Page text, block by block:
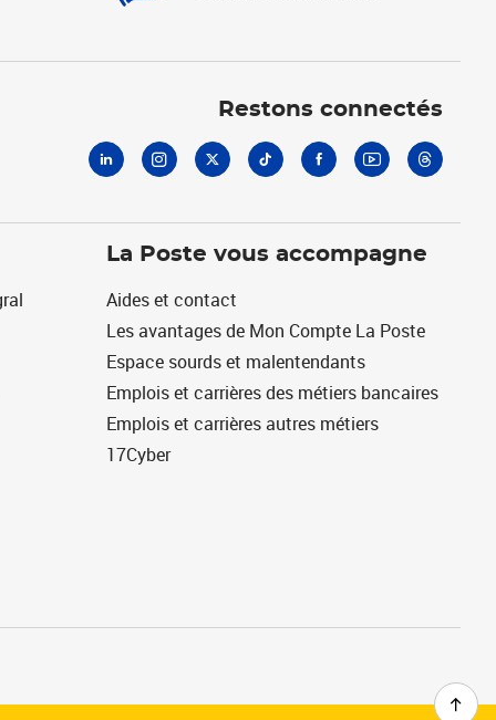
Restons connectés
La Poste vous accompagne
Aides et contact
Les avantages de Mon Compte La Poste
Espace sourds et malentendants
Emplois et carrières des métiers bancaires
Emplois et carrières autres métiers
17Cyber